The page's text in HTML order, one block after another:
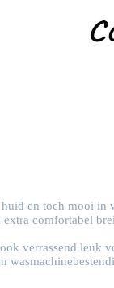
en toch mooi
comfortabel
verrassend leuk